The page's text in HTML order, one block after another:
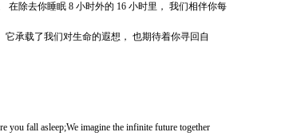
在除去你睡眠 8 小时外的 16 小时里， 我们相伴你每
承载了我们对生命的遐想， 也期待着你寻回自
you fall asleep;We imagine the infinite future together